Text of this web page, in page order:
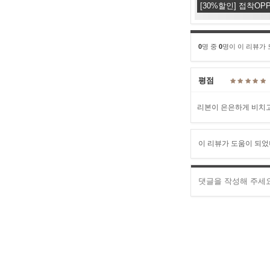
[30%할인] 접착
0명 중 0명이 이 리뷰가
평점
리본이 은은하게 비치
이 리뷰가 도움이 되